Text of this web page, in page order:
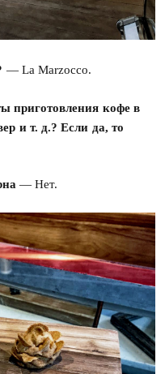
— La Marzocco.
приготовления кофе в
и т. д.? Если да, то
— Нет.